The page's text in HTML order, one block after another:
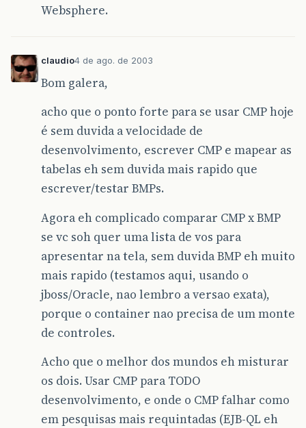
Websphere.
claudio4 de ago. de 2003
Bom galera,
acho que o ponto forte para se usar CMP hoje
é sem duvida a velocidade de
desenvolvimento, escrever CMP e mapear as
tabelas eh sem duvida mais rapido que
escrever/testar BMPs.
Agora eh complicado comparar CMP x BMP
se vc soh quer uma lista de vos para
apresentar na tela, sem duvida BMP eh muito
mais rapido (testamos aqui, usando o
jboss/Oracle, nao lembro a versao exata),
porque o container nao precisa de um monte
de controles.
Acho que o melhor dos mundos eh misturar
os dois. Usar CMP para TODO
desenvolvimento, e onde o CMP falhar como
em pesquisas mais requintadas (EJB-QL eh